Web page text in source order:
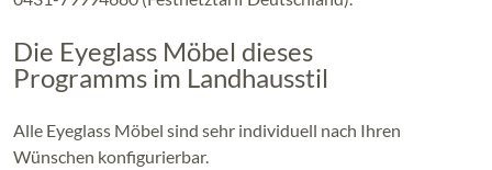
Die Eyeglass Möbel dieses
Programms im Landhausstil
Alle Eyeglass Möbel sind sehr individuell nach Ihren
Wünschen konfigurierbar.